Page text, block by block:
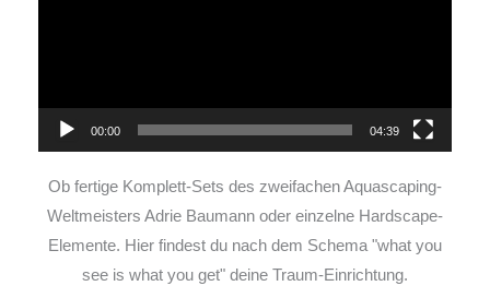
00:00 04:39
Ob fertige Komplett-Sets des zweifachen Aquascaping-
Weltmeisters Adrie Baumann oder einzelne Hardscape-
Elemente. Hier findest du nach dem Schema "what you
see is what you get" deine Traum-Einrichtung.